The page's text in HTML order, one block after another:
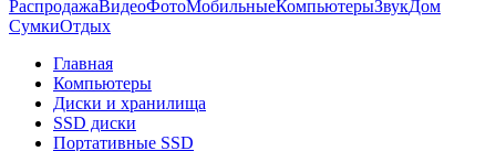
РаспродажаВидеоФотоМобильныеКомпьютерыЗвукДом
СумкиОтдых
Главная
Компьютеры
Диски и хранилища
SSD диски
Портативные SSD